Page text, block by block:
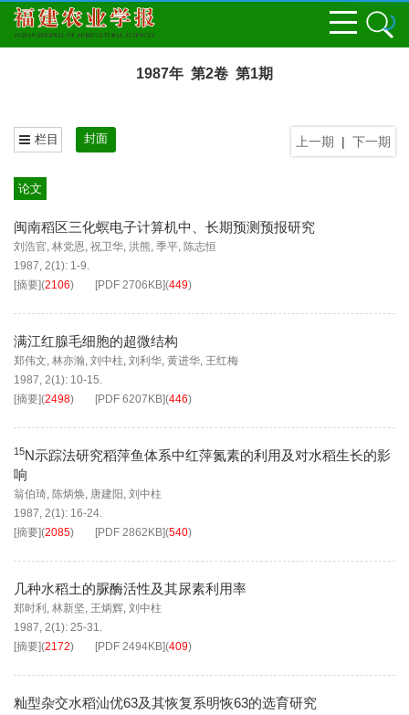
1987年 第2卷 第1期
上一期 | 下一期
栏目 封面
论文
闽南稻区三化螟电子计算机中、长期预测预报研究
刘浩官, 林党恩, 祝卫华, 洪熊, 季平, 陈志恒
1987, 2(1): 1-9.
[摘要](2106) [PDF 2706KB](449)
满江红腺毛细胞的超微结构
郑伟文, 林亦瀚, 刘中柱, 刘利华, 黄进华, 王红梅
1987, 2(1): 10-15.
[摘要](2498) [PDF 6207KB](446)
15N示踪法研究稻萍鱼体系中红萍氮素的利用及对水稻生长的影
响
翁伯琦, 陈炳焕, 唐建阳 , 刘中柱
1987, 2(1): 16-24.
[摘要](2085) [PDF 2862KB](540)
几种水稻土的脲酶活性及其尿素利用率
郑时利 , 林新坚, 王炳辉, 刘中柱
1987, 2(1): 25-31.
[摘要](2172) [PDF 2494KB](409)
籼型杂交水稻汕优63及其恢复系明恢63的选育研究